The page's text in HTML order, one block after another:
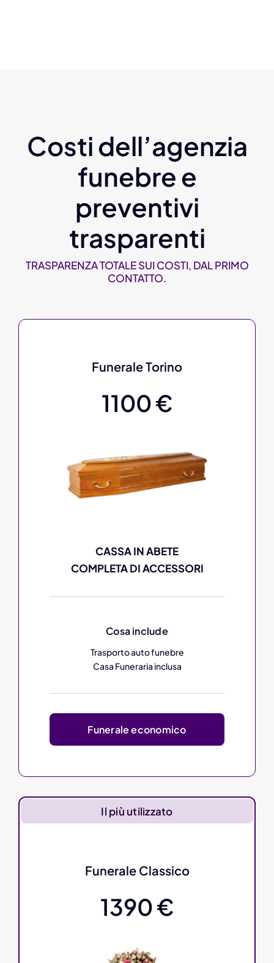
Costi dell’agenzia
funebre e
preventivi
trasparenti
TRASPARENZA TOTALE SUI COSTI, DAL PRIMO
CONTATTO.
Funerale Torino
1100 €
CASSA IN ABETE
COMPLETA DI ACCESSORI
Cosa include
Trasporto auto funebre
Casa Funeraria inclusa
Funerale economico
Il più utilizzato
Funerale Classico
1390 €